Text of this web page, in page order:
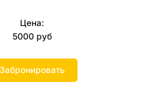
Цена:
5000 руб
Забронировать